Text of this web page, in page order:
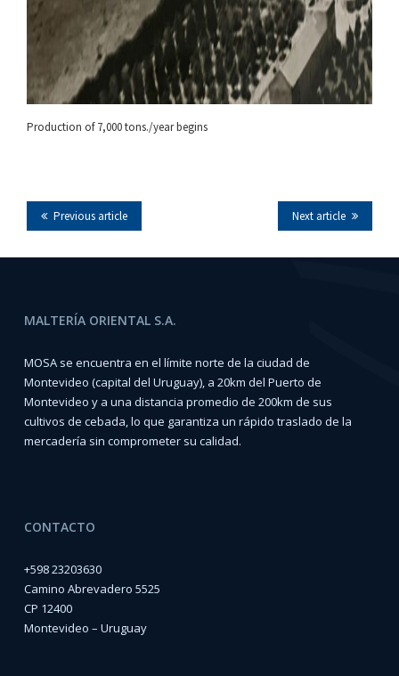
Production of 7,000 tons./year begins
Next article
Previous article
MALTERÍA ORIENTAL S.A.
MOSA se encuentra en el límite norte de la ciudad de
Montevideo (capital del Uruguay), a 20km del Puerto de
Montevideo y a una distancia promedio de 200km de sus
cultivos de cebada, lo que garantiza un rápido traslado de la
mercadería sin comprometer su calidad.
CONTACTO
+598 23203630
Camino Abrevadero 5525
CP 12400
Montevideo – Uruguay